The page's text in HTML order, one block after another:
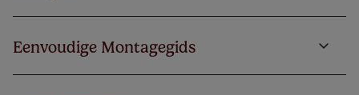
Eenvoudige Montagegids